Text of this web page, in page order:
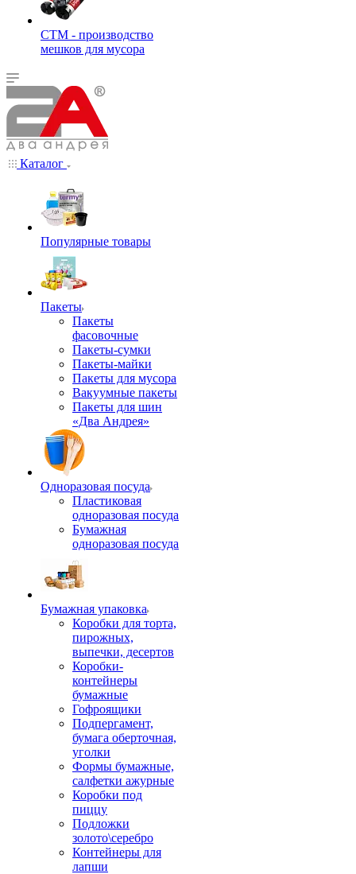
СТМ - производство
мешков для мусора
Каталог
Популярные товары
Пакеты
Пакеты
фасовочные
Пакеты-сумки
Пакеты-майки
Пакеты для мусора
Вакуумные пакеты
Пакеты для шин
«Два Андрея»
Одноразовая посуда
Пластиковая
одноразовая посуда
Бумажная
одноразовая посуда
Бумажная упаковка
Коробки для торта,
пирожных,
выпечки, десертов
Коробки-
контейнеры
бумажные
Гофроящики
Подпергамент,
бумага оберточная,
уголки
Формы бумажные,
салфетки ажурные
Коробки под
пиццу
Подложки
золото\серебро
Контейнеры для
лапши